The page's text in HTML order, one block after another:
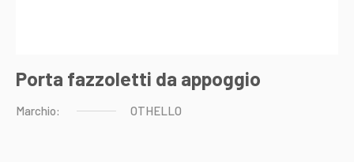
Porta fazzoletti da appoggio
Marchio: OTHELLO